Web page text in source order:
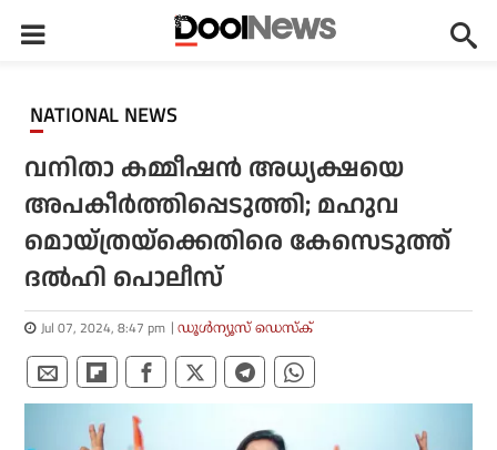
NATIONAL NEWS
വനിതാ കമ്മീഷന്‍ അധ്യക്ഷയെ
അപകീര്‍ത്തിപ്പെടുത്തി; മഹുവ
മൊയ്ത്രയ്‌ക്കെതിരെ കേസെടുത്ത്
ദല്‍ഹി പൊലീസ്
Jul 07, 2024, 8:47 pm ഡൂള്‍ന്യൂസ് ഡെസ്‌ക്